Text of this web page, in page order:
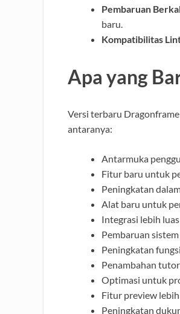
Pembaruan
baru.
Kompatibilitas
Apa yang
Versi terbaru
antaranya:
Antarmuka
Fitur baru untuk
Peningkatan
Alat baru untuk
Integrasi lebih
Pembaruan
Peningkatan
Penambahan
Optimasi untuk
Fitur preview
Peningkatan